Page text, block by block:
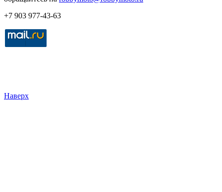
+7 903 977-43-63
Наверх